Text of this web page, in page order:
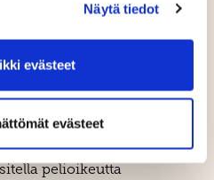
Näytä tiedot
evästeet
evästeet
ikä tai
löytyy nyt myös 30
sellaisena kuin olet,
pelioikeutta